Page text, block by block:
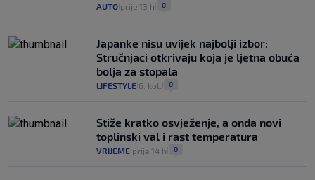
AUTO prije 13 h 0
Japanke nisu uvijek najbolji izbor:
Stručnjaci otkrivaju koja je ljetna obuća
bolja za stopala
LIFESTYLE 6. kol. 0
Stiže kratko osvježenje, a onda novi
toplinski val i rast temperatura
VRIJEME prije 14 h 0